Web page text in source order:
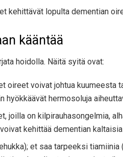
kehittävät lopulta dementian
kääntää
hoidolla. Näitä syitä ovat:
oireet voivat johtua
hermosoluja
joilla on kilpirauhasongelmia,
kehittää dementian
et saa tarpeeksi